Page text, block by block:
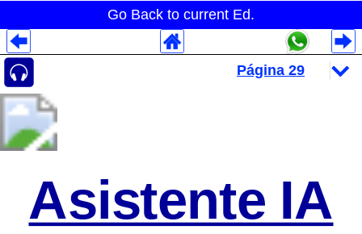
Go Back to current Ed.
Asistente IA
Despliegues Analytics
Despliegues Totales
Despliegues por Rubros